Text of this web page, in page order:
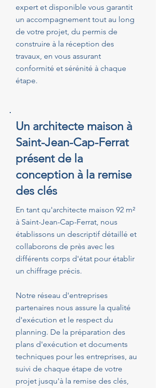
expert et disponible vous garantit
un accompagnement tout au long
de votre projet, du permis de
construire à la réception des
travaux, en vous assurant
conformité et sérénité à chaque
étape.
Un architecte maison à
Saint-Jean-Cap-Ferrat
présent de la
conception à la remise
des clés
En tant qu'architecte maison 92 m²
à Saint-Jean-Cap-Ferrat, nous
établissons un descriptif détaillé et
collaborons de près avec les
différents corps d'état pour établir
un chiffrage précis.
Notre réseau d'entreprises
partenaires nous assure la qualité
d'exécution et le respect du
planning. De la préparation des
plans d'exécution et documents
techniques pour les entreprises, au
suivi de chaque étape de votre
projet jusqu'à la remise des clés,